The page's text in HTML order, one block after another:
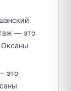
— это
это